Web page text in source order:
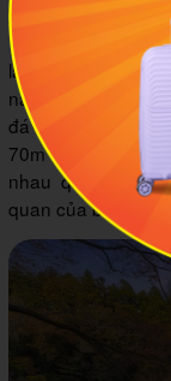
Thác
là một trong
này nổi tiếng với
đá tạo nên một
70m và cao
nhau qua từng
quan của bạn trở